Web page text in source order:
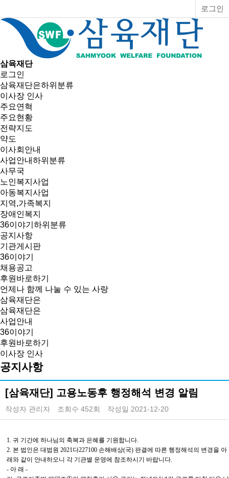
로그인
삼육재단
로그인
삼육재단은하위분류
이사장 인사
주요연혁
주요현황
전략지도
약도
이사회안내
사업안내하위분류
사무국
노인복지사업
아동복지사업
지역,가족복지
장애인복지
36이야기 하위분류
공지사항
기관게시판
36이야기
채용공고
후원바로하기
언제나 함께 나눌 수 있는 사랑
삼육재단은
삼육재단은
사업안내
36이야기
후원바로하기
이사장 인사
공지사항
[삼육재단] 고용노동후 행정해석 변경 알림
작성자 관리자 조회수 452회 작성일 2021-12-20
1. 귀 기간에 하나님의 축복과 은혜를 기원합니다.
2. 본 법인은 대법원 2021다227100 손해배상(국) 판결에 따른 행정해석의 변경을 아
래와 같이 안내하오니 각 기관별 운영에 참조하시기 바랍니다.
- 아 래 -